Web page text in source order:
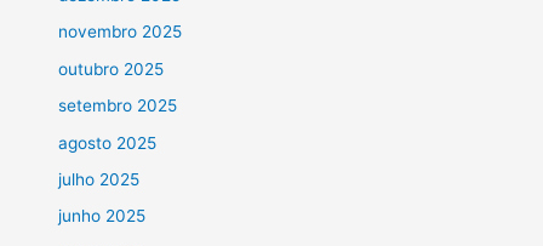
novembro 2025
outubro 2025
setembro 2025
agosto 2025
julho 2025
junho 2025